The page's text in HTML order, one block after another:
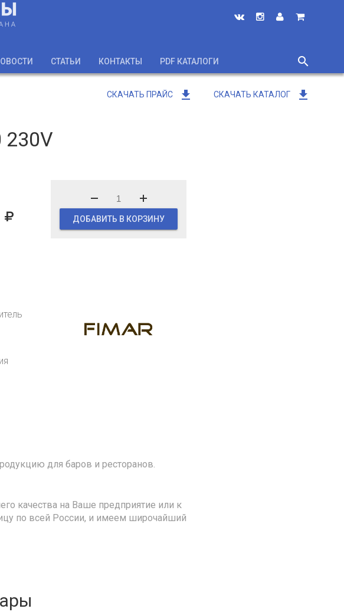
СТАТЬИ КОНТАКТЫ PDF КАТАЛОГИ
search
close
СКАЧАТЬ ПРАЙС get_app СКАЧАТЬ КАТАЛОГ get_app
230V
ДОБАВИТЬ В КОРЗИНУ
для баров и ресторанов.
качества на Ваше предприятие или к
по всей России, и имеем широчайший